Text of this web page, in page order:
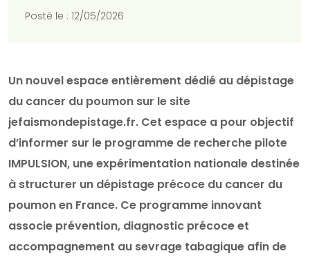
Posté le : 12/05/2026
Un nouvel espace entièrement dédié au dépistage
du cancer du poumon sur le site
jefaismondepistage.fr. Cet espace a pour objectif
d’informer sur le programme de recherche pilote
IMPULSION, une expérimentation nationale destinée
à structurer un dépistage précoce du cancer du
poumon en France. Ce programme innovant
associe prévention, diagnostic précoce et
accompagnement au sevrage tabagique afin de